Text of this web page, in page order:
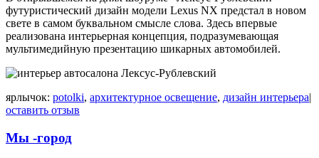
футуристический дизайн модели Lexus NX предстал в новом
свете в самом буквальном смысле слова. Здесь впервые
реализована интерьерная концепция, подразумевающая
мультимедийную презентацию шикарных автомобилей.
ярлычок: potolki, архитектурное освещение, дизайн интерьера|
оставить отзыв
Мы -город